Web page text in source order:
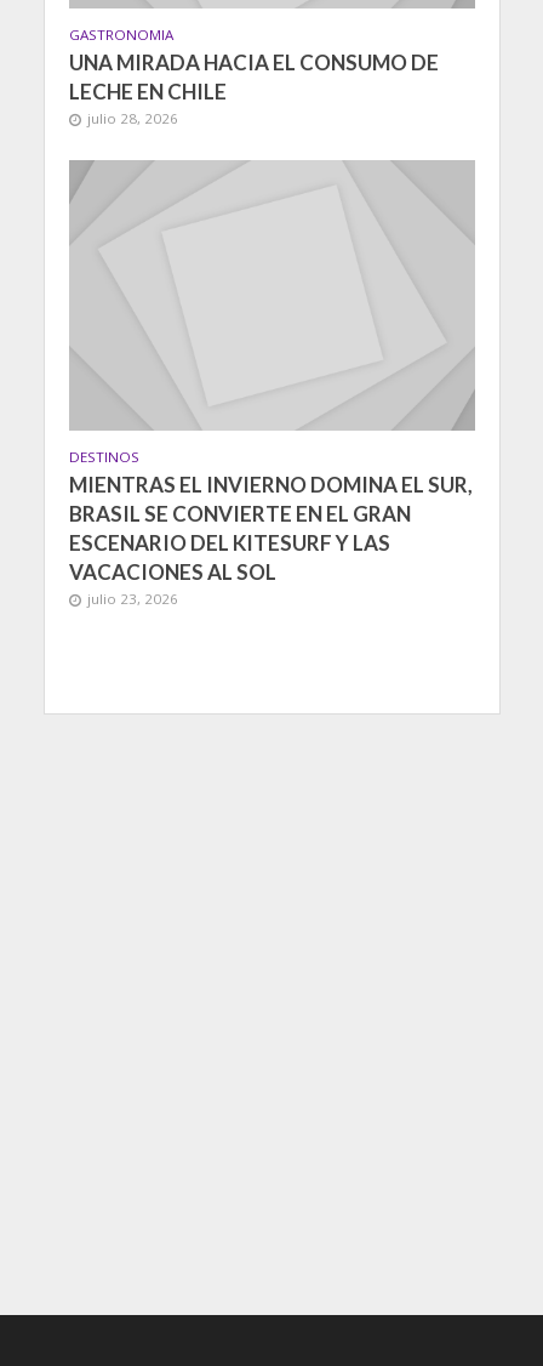
GASTRONOMIA
UNA MIRADA HACIA EL CONSUMO DE
LECHE EN CHILE
julio 28, 2026
DESTINOS
MIENTRAS EL INVIERNO DOMINA EL SUR,
BRASIL SE CONVIERTE EN EL GRAN
ESCENARIO DEL KITESURF Y LAS
VACACIONES AL SOL
julio 23, 2026